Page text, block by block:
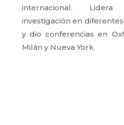
internacional.
investigación en
y dio conferencias en
Milán y Nueva York.